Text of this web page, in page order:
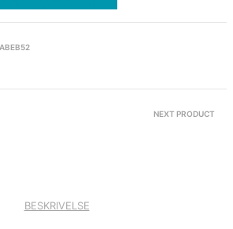
NEXT PRODUCT
BESKRIVELSE